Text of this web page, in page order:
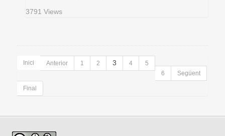
3791 Views
Inici Anterior 1 2 3 4
5
6
Següent
Final